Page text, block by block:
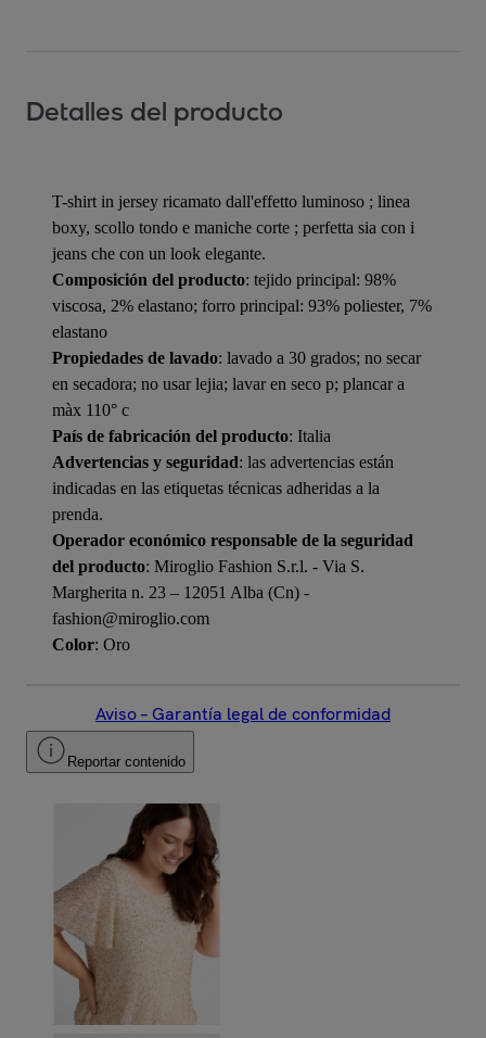
Detalles del producto
T-shirt in jersey ricamato dall'effetto luminoso ; linea
boxy, scollo tondo e maniche corte ; perfetta sia con i
jeans che con un look elegante.
Composición del producto: tejido principal: 98%
viscosa, 2% elastano; forro principal: 93% poliester, 7%
elastano
Propiedades de lavado: lavado a 30 grados; no secar
en secadora; no usar lejia; lavar en seco p; plancar a
màx 110° c
País de fabricación del producto: Italia
Advertencias y seguridad: las advertencias están
indicadas en las etiquetas técnicas adheridas a la
prenda.
Operador económico responsable de la seguridad
del producto: Miroglio Fashion S.r.l. - Via S.
Margherita n. 23 – 12051 Alba (Cn) -
fashion@miroglio.com
Color: Oro
Aviso – Garantía legal de conformidad
Reportar contenido